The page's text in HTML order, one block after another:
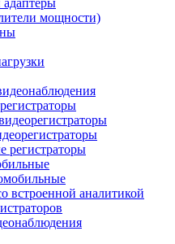
мощности)
регистраторы
встроенной аналитикой